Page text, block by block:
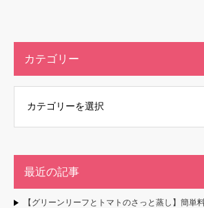
カテゴリー
最近の記事
【グリーンリーフとトマトのさっと蒸し】簡単